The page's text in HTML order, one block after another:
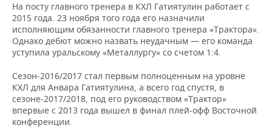
На посту главного тренера в КХЛ Гатиятулин работает с
2015 года. 23 ноября того года его назначили
исполняющим обязанности главного тренера «Трактора».
Однако дебют можно назвать неудачным — его команда
уступила уральскому «Металлургу» со счетом 1:4.
Сезон-2016/2017 стал первым полноценным на уровне
КХЛ для Анвара Гатиятулина, а всего год спустя, в
сезоне-2017/2018, под его руководством «Трактор»
впервые с 2013 года вышел в финал плей-офф Восточной
конференции.